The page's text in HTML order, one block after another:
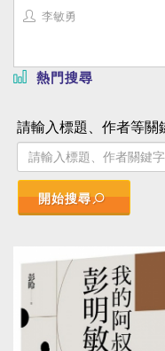
李敏勇
熱門搜尋
請輸入標題、作者等關
開始搜尋